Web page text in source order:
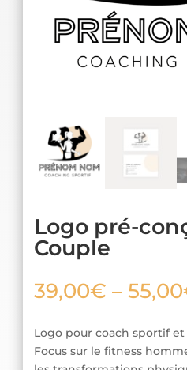
Logo pré-
Couple
39,00€ – 55,00
Logo pour coach sportif
Focus sur le fitness